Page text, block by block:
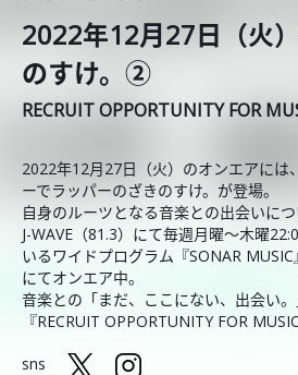
2022年12月27日（火
のすけ。②
RECRUIT OPPORTUNITY FOR
2022年12月27日（火）のオンエアには
ーでラッパーのざきのすけ。が登場。
自身のルーツとなる音楽との出会いにつ
J-WAVE（81.3）にて毎週月曜～木曜
いるワイドプログラム『SONAR
にてオンエア中。
音楽との「まだ、ここにない、出会い。
『RECRUIT OPPORTUNITY FOR
sns